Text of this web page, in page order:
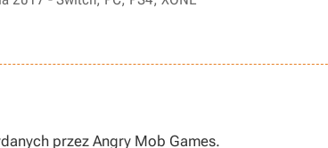
przez Angry Mob Games.